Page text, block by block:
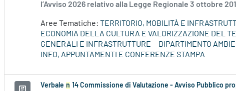
l’Avviso 2026 relativo alla Legge Regionale 3 ottobre
Aree Tematiche: TERRITORIO, MOBILITÀ E
ECONOMIA DELLA CULTURA E VALORIZZAZIONE DEL
GENERALI E INFRASTRUTTURE
DIPARTIMENTO
INFO, APPUNTAMENTI E CONFERENZE STAMPA
Verbale n 14 Commissione di Valutazione - Avviso Pubblico